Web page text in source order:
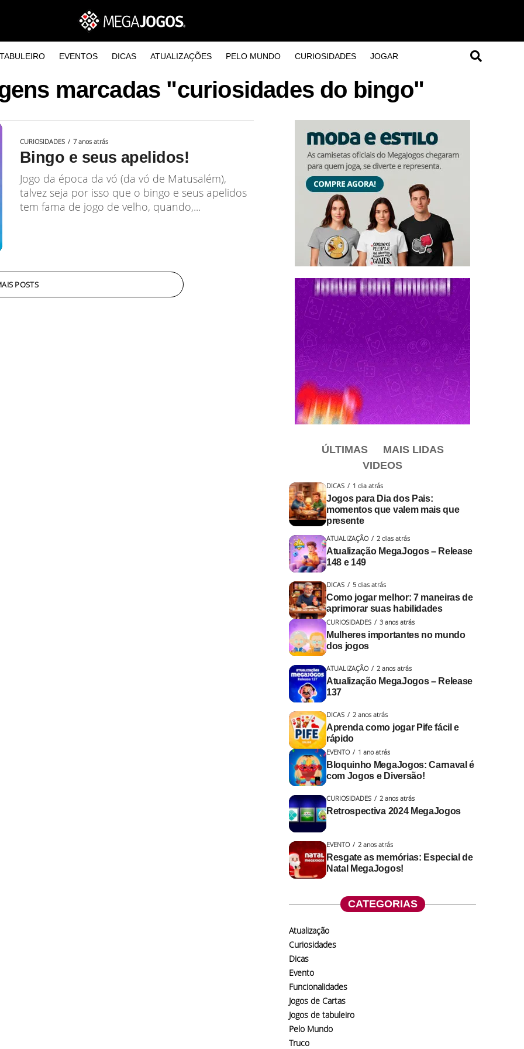
EVENTOS DICAS ATUALIZAÇÕES PELO MUNDO CURIOSIDADES JOGAR
marcadas "curiosidades do bingo"
CURIOSIDADES 7 anos atrás
Bingo e seus apelidos!
Jogo da época da vó (da vó de Matusalém),
talvez seja por isso que o bingo e seus apelidos
tem fama de jogo de velho, quando,...
POSTS
ÚLTIMAS
MAIS LIDAS
VIDEOS
DICAS 1 dia atrás
Jogos para Dia dos Pais:
momentos que valem mais que
presente
ATUALIZAÇÃO 2 dias atrás
Atualização MegaJogos – Release
148 e 149
DICAS 5 dias atrás
Como jogar melhor: 7 maneiras de
aprimorar suas habilidades
CURIOSIDADES 3 anos atrás
Mulheres importantes no mundo
dos jogos
ATUALIZAÇÃO 2 anos atrás
Atualização MegaJogos – Release
137
DICAS 2 anos atrás
Aprenda como jogar Pife fácil e
rápido
EVENTO 1 ano atrás
Bloquinho MegaJogos: Carnaval é
com Jogos e Diversão!
CURIOSIDADES 2 anos atrás
Retrospectiva 2024 MegaJogos
EVENTO 2 anos atrás
Resgate as memórias: Especial de
Natal MegaJogos!
CATEGORIAS
Atualização
Curiosidades
Dicas
Evento
Funcionalidades
Jogos de Cartas
Jogos de tabuleiro
Pelo Mundo
Truco